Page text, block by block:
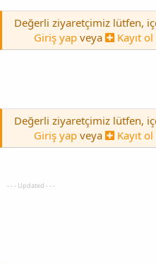
Değerli ziyaretçimiz lütfen,
Giriş yap veya Kayıt ol
Değerli ziyaretçimiz lütfen,
Giriş yap veya Kayıt ol
- - - Updated - - -